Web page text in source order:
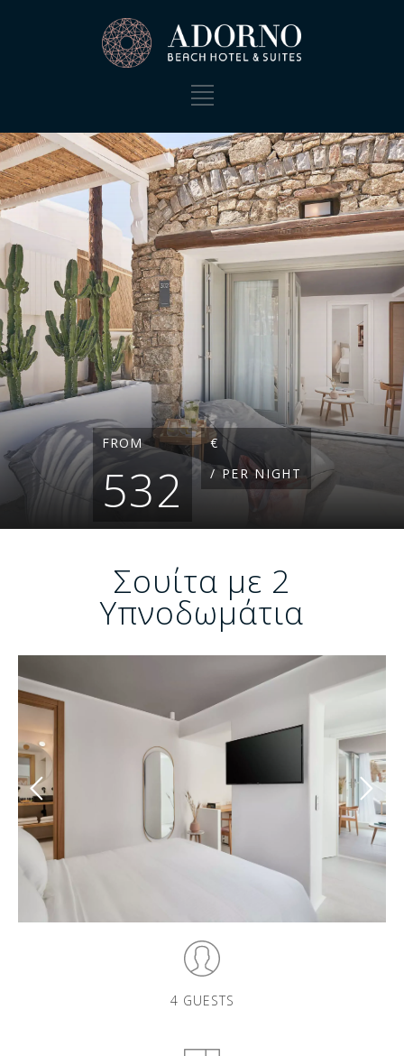
FROM
532
€
/ PER NIGHT
Σουίτα με 2
Υπνοδωμάτια
4 GUESTS